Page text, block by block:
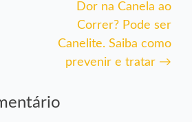
Dor na Canela ao
Correr? Pode ser
Canelite. Saiba como
prevenir e tratar →